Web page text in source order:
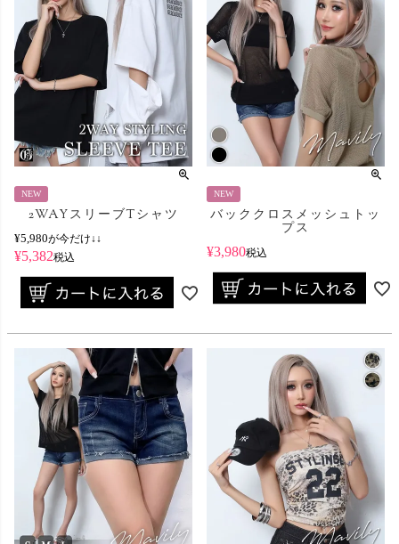
NEW
2WAYスリーブTシャツ
¥5,980が今だけ↓↓
¥5,382税込
NEW
バッククロスメッシュトッ
プス
¥3,980税込